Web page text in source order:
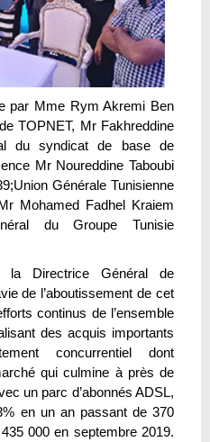
par Mme Rym Akremi Ben
TOPNET, Mr Fakhreddine
du syndicat de base de
Mr Noureddine Taboubi
Générale Tunisienne
Mohamed Fadhel Kraiem
du Groupe Tunisie
la Directrice Général de
de l’aboutissement de cet
continus de l’ensemble
des acquis importants
concurrentiel dont
qui culmine à près de
un parc d’abonnés ADSL,
en un an passant de 370
000 en septembre 2019.